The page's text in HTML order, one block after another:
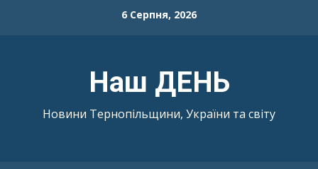
6 Серпня, 2026
Наш ДЕНЬ
Новини Тернопільщини, України та світу